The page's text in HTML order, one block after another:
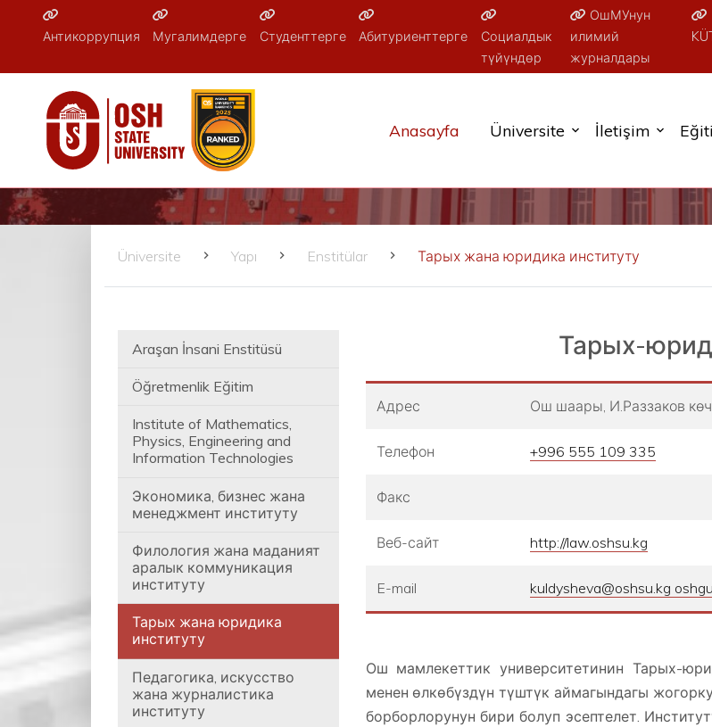
Антикоррупция Мугалимдерге Студенттерге Абитуриенттерге
Социалдык
түйүндөр
ОшМУнун
илимий
журналдары
Anasayfa Üniversite İletişim
Üniversite Yapı Enstitülar Тарых жана юридика институту
Araşan İnsani Enstitüsü
Öğretmenlik Eğitim
Institute of Mathematics,
Physics, Engineering and
Information Technologies
Экономика, бизнес жана
менеджмент институту
Филология жана маданият
аралык коммуникация
институту
Тарых жана юридика
институту
Педагогика, искусство
жана журналистика
институту
Тарых-
Адрес Ош шаары, И.Раззаков
Телефон +996 555 109 335
Факс
Веб-сайт http://law.oshsu.kg
E-mail kuldysheva@oshsu.kg
Ош мамлекеттик университетинин Тарых-
менен өлкөбүздүн түштүк аймагындагы
борборлорунун бири болуп эсептелет.